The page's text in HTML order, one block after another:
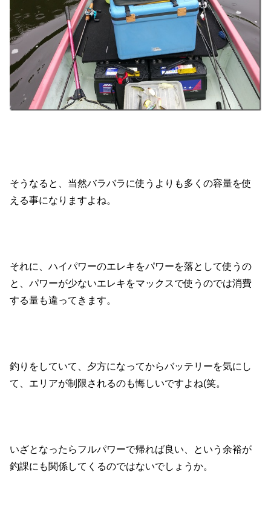
そうなると、当然バラバラに使うよりも多くの容量を使
える事になりますよね。
それに、ハイパワーのエレキをパワーを落として使うの
と、パワーが少ないエレキをマックスで使うのでは消費
する量も違ってきます。
釣りをしていて、夕方になってからバッテリーを気にし
て、エリアが制限されるのも悔しいですよね(笑。
いざとなったらフルパワーで帰れば良い、という余裕が
釣課にも関係してくるのではないでしょうか。